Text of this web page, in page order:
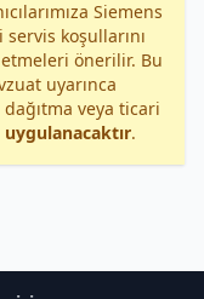
Siemens
koşullarını
önerilir. Bu
uyarınca
veya ticari
.